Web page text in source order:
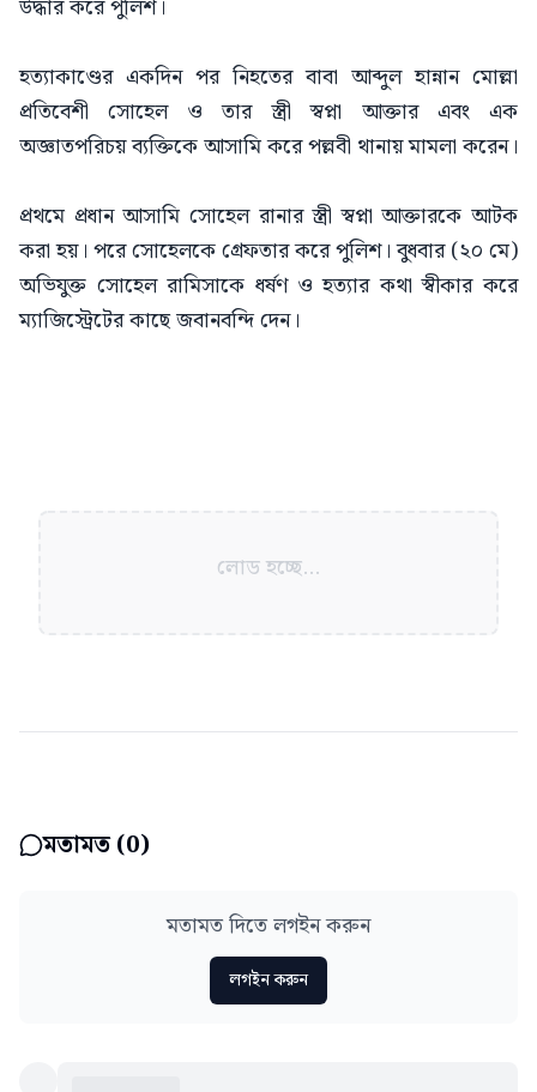
উদ্ধার করে পুলিশ।
হত্যাকাণ্ডের একদিন পর নিহতের বাবা আব্দুল হান্নান মোল্লা
প্রতিবেশী সোহেল ও তার স্ত্রী স্বপ্না আক্তার এবং এক
অজ্ঞাতপরিচয় ব্যক্তিকে আসামি করে পল্লবী থানায় মামলা করেন।
প্রথমে প্রধান আসামি সোহেল রানার স্ত্রী স্বপ্না আক্তারকে আটক
করা হয়। পরে সোহেলকে গ্রেফতার করে পুলিশ। বুধবার (২০ মে)
অভিযুক্ত সোহেল রামিসাকে ধর্ষণ ও হত্যার কথা স্বীকার করে
ম্যাজিস্ট্রেটের কাছে জবানবন্দি দেন।
লোড হচ্ছে...
মতামত (0)
মতামত দিতে লগইন করুন
লগইন করুন